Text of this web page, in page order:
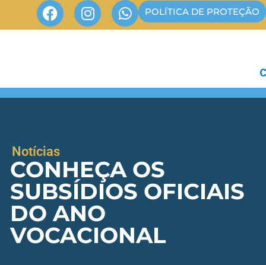
POLÍTICA DE PROTEÇÃO
Notícias
CONHEÇA OS
SUBSÍDIOS OFICIAIS
DO ANO
VOCACIONAL